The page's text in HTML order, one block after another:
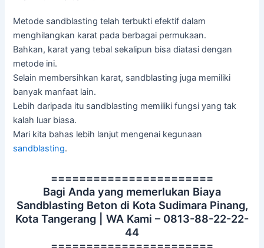
Metode sandblasting telah terbukti efektif dalam
menghilangkan karat pada berbagai permukaan.
Bahkan, karat yang tebal sekalipun bisa diatasi dengan
metode ini.
Selain membersihkan karat, sandblasting juga memiliki
banyak manfaat lain.
Lebih daripada itu sandblasting memiliki fungsi yang tak
kalah luar biasa.
Mari kita bahas lebih lanjut mengenai kegunaan
sandblasting.
=======================
Bagi Anda yang memerlukan Biaya
Sandblasting Beton di Kota Sudimara Pinang,
Kota Tangerang | WA Kami – 0813-88-22-22-
44